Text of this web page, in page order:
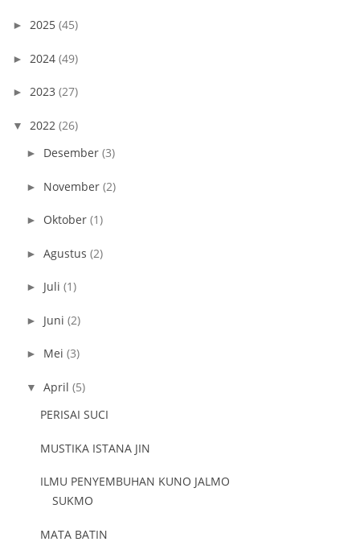
► 2025 (45)
► 2024 (49)
► 2023 (27)
▼ 2022 (26)
► Desember (3)
► November (2)
► Oktober (1)
► Agustus (2)
► Juli (1)
► Juni (2)
► Mei (3)
▼ April (5)
PERISAI SUCI
MUSTIKA ISTANA JIN
ILMU PENYEMBUHAN KUNO JALMO
SUKMO
MATA BATIN